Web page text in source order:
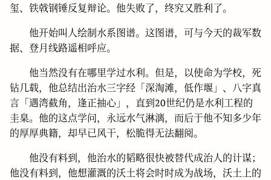
玺、铁戟钢锤反复辩论。他失败了，终究又胜利了。
他开始叫人绘制水系图谱。这图谱，可与今天的裁军数
据、登月线路遥相呼应。
他当然没有在哪里学过水利。但是，以使命为学校，死
钻几载，他总结出治水三字经「深淘滩，低作堰」、八字真
言「遇湾截角，逢正抽心」，直到20世纪仍是水利工程的
圭臬。他的这点学问，永远水气淋漓，而后于他不知多少年
的厚厚典籍，却早已风干，松脆得无法翻阅。
他没有料到，他治水的韬略很快被替代成治人的计谋；
他没有料到，他想灌溉的沃土将会时时成为战场，沃土上的